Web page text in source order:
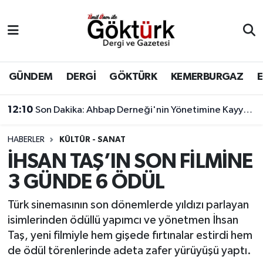
GÜNDEM DERGİ GÖKTÜRK KEMERBURGAZ
12:10 Son Dakika: Ahbap Derneği'nin Yönetimine Kayyum Atandı
HABERLER KÜLTÜR - SANAT
İHSAN TAŞ’IN SON FİLMİNE
3 GÜNDE 6 ÖDÜL
Türk sinemasının son dönemlerde yıldızı parlayan
isimlerinden ödüllü yapımcı ve yönetmen İhsan
Taş, yeni filmiyle hem gişede fırtınalar estirdi hem
de ödül törenlerinde adeta zafer yürüyüşü yaptı.
BİLİM
DERGİ
DÜNYA
EĞİTİM
GÖKTÜRK
GÜNDEM
Eyüpsultan Hava Durumu
Eyüpsultan Trafik Yoğunluk Haritası
Süper Lig Puan Durumu ve Fikstür
Tüm Manşetler
Son Dakika Haberleri